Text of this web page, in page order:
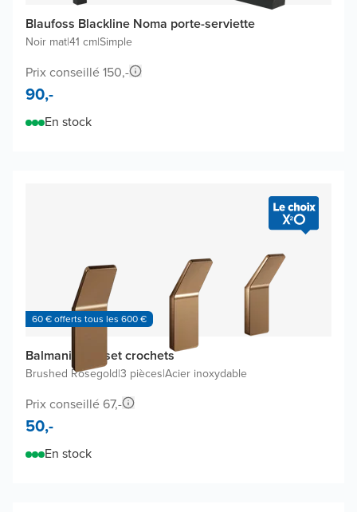
Blaufoss Blackline Noma porte-serviette
Noir mat|41 cm|Simple
Prix conseillé 150,-
90,-
En stock
60 € offerts tous les 600 €
Balmani Amo set crochets
Brushed Rosegold|3 pièces|Acier inoxydable
Prix conseillé 67,-
50,-
En stock